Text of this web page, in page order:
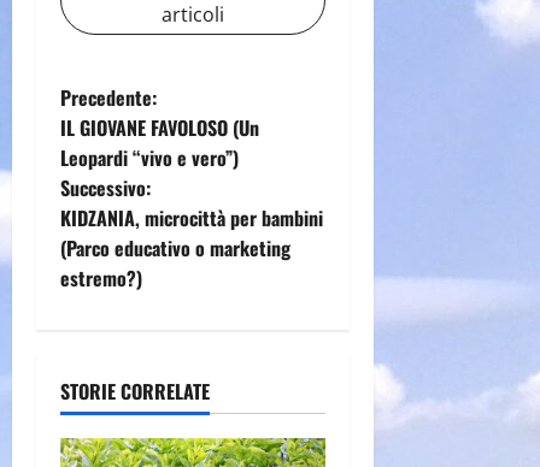
articoli
N
a
v
i
z
Precedente:
IL GIOVANE FAVOLOSO (Un
Leopardi “vivo e vero”)
Successivo:
KIDZANIA, microcittà per bambini
(Parco educativo o marketing
estremo?)
STORIE CORRELATE